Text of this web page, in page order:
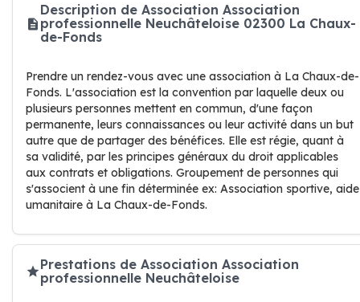
Description de Association Association
professionnelle Neuchâteloise 02300 La Chaux-
de-Fonds
Prendre un rendez-vous avec une association à La Chaux-de-
Fonds. L'association est la convention par laquelle deux ou
plusieurs personnes mettent en commun, d'une façon
permanente, leurs connaissances ou leur activité dans un but
autre que de partager des bénéfices. Elle est régie, quant à
sa validité, par les principes généraux du droit applicables
aux contrats et obligations. Groupement de personnes qui
s'associent à une fin déterminée ex: Association sportive, aide
umanitaire à La Chaux-de-Fonds.
Prestations de Association Association
professionnelle Neuchâteloise